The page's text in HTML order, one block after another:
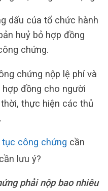
dấu của tổ chức hành
huỷ bỏ hợp đồng
chứng.
chứng nộp lệ phí và
đồng cho người
thực hiện các thủ
tục công chứng cần
lưu ý?
phải nộp bao nhiêu